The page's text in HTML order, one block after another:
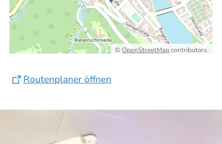
©OpenStreetMapcontributors.
Routenplaner öffnen